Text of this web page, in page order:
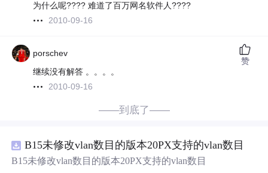
为什么呢???? 难道了百万网名软件人????
2010-09-16
porschev
继续没有解答 。。。。
2010-09-16
赞
——到底了——
B15未修改vlan数目的版本20PX支持的vlan数目
B15未修改vlan数目的版本20PX支持的vlan数目